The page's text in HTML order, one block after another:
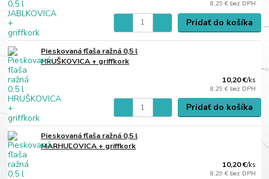
8,29 € bez DPH
Pridať do košíka
Pieskovaná fľaša ražná 0,5 l
HRUŠKOVICA + griffkork
10,20 €/ks
8,29 € bez DPH
Pridať do košíka
Pieskovaná fľaša ražná 0,5 l
MARHUĽOVICA + griffkork
10,20 €/ks
8,29 € bez DPH